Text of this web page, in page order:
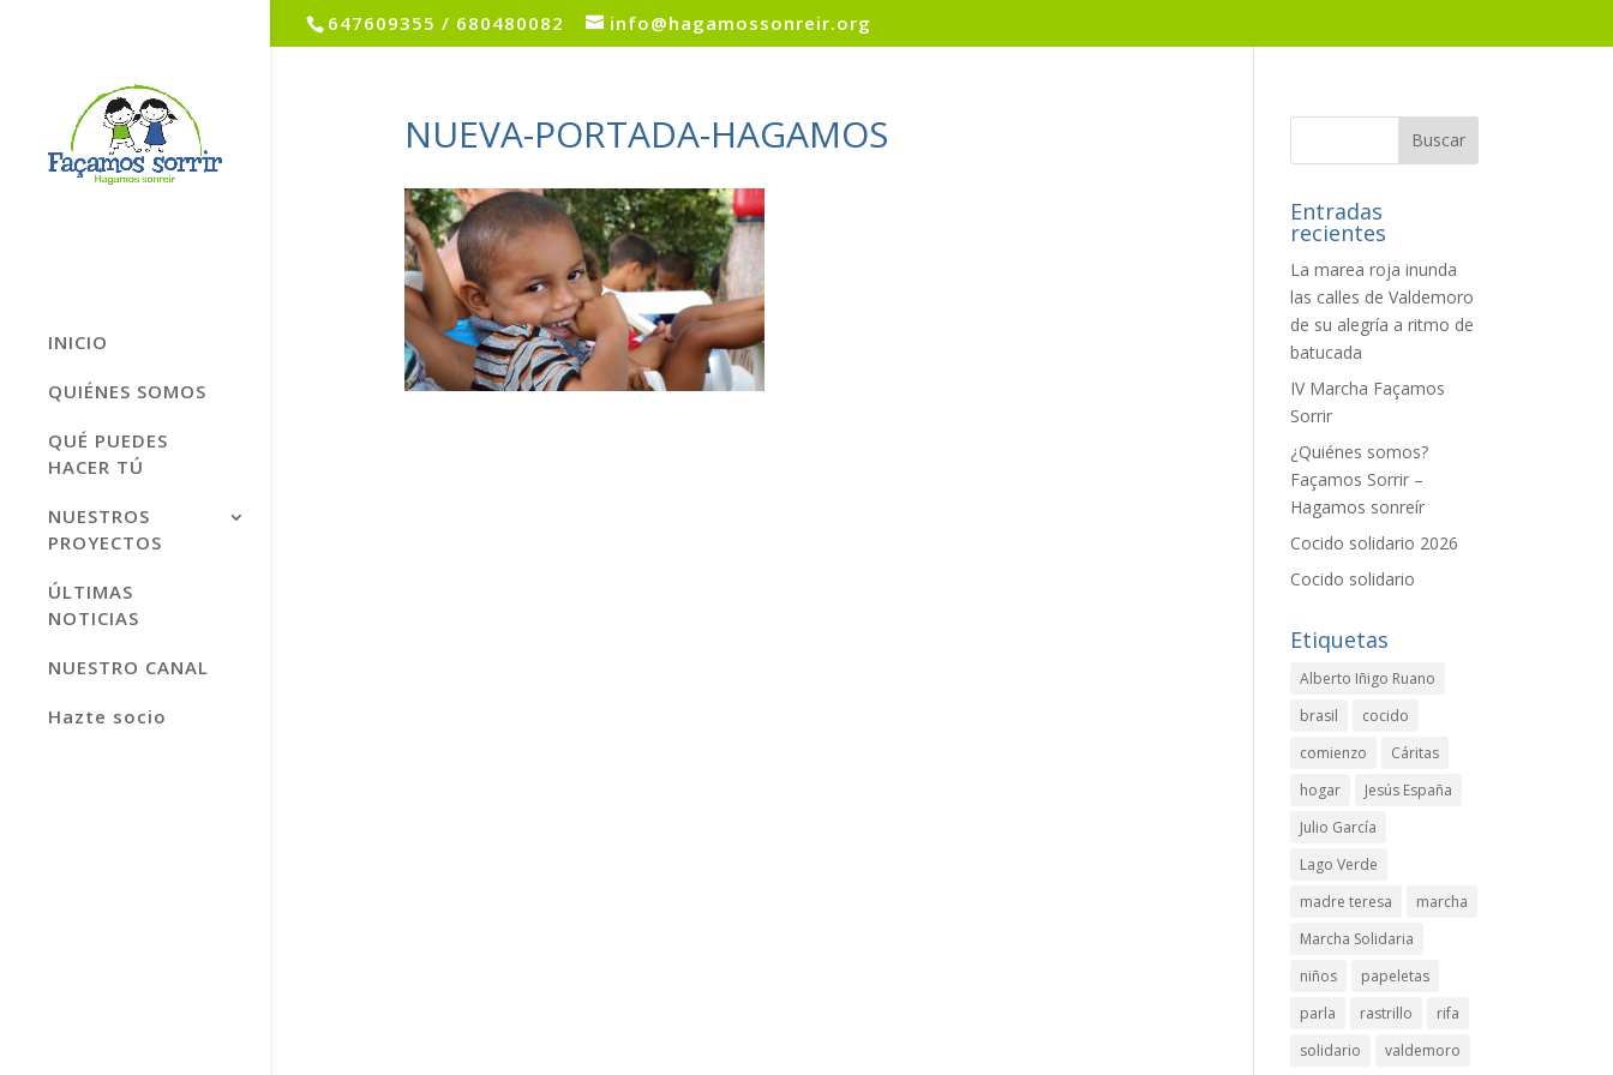
647609355 / 680480082 info@hagamossonreir.org
INICIO
QUIÉNES SOMOS
QUÉ PUEDES
HACER TÚ
NUESTROS
PROYECTOS
ÚLTIMAS
NOTICIAS
NUESTRO CANAL
Hazte socio
NUEVA-PORTADA-HAGAMOS
Entradas
recientes
La marea roja inunda
las calles de Valdemoro
de su alegría a ritmo de
batucada
IV Marcha Façamos
Sorrir
¿Quiénes somos?
Façamos Sorrir –
Hagamos sonreír
Cocido solidario 2026
Cocido solidario
Etiquetas
Alberto Iñigo Ruano
brasil
cocido
comienzo
Cáritas
hogar
Jesús España
Julio García
Lago Verde
madre teresa
marcha
Marcha Solidaria
niños
papeletas
parla
rastrillo
rifa
solidario
valdemoro